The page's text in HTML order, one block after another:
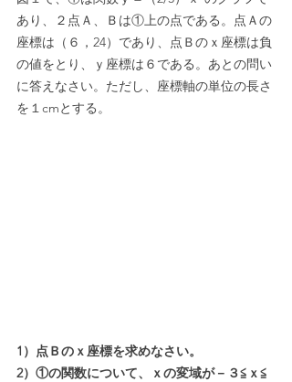
あり、２点Ａ、Ｂは①上の点である。点Ａの
座標は（６，24）であり、点Ｂのｘ座標は負
の値をとり、ｙ座標は６である。あとの問い
に答えなさい。ただし、座標軸の単位の長さ
を１cmとする。
1）点Ｂのｘ座標を求めなさい。
2）①の関数について、ｘの変域が－３≦ｘ≦